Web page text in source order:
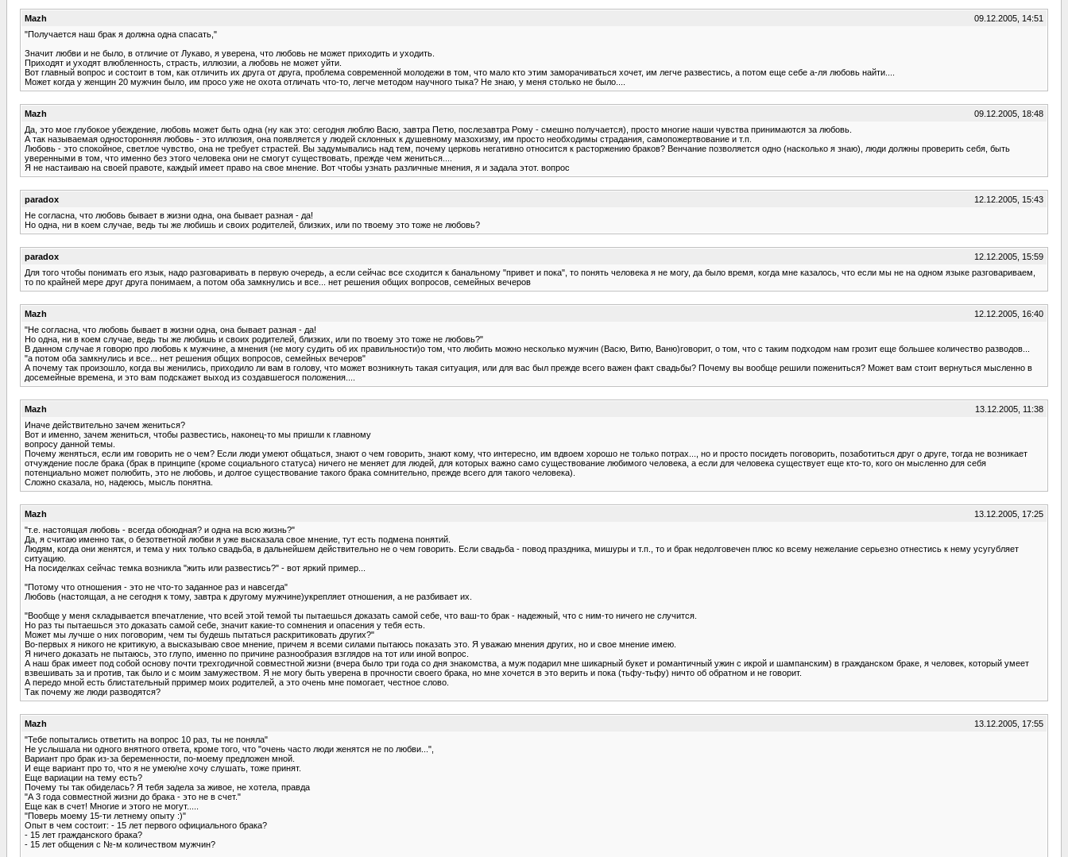
Mazh
09.12.2005, 14:51
"Получается наш брак я должна одна спасать,"
Значит любви и не было, в отличие от Лукаво, я уверена, что любовь не может приходить и уходить.
Приходят и уходят влюбленность, страсть, иллюзии, а любовь не может уйти.
Вот главный вопрос и состоит в том, как отличить их друга от друга, проблема современной молодежи в том, что мало кто этим заморачиваться хочет, им легче развестись, а потом еще себе а-ля любовь найти....
Может когда у женщин 20 мужчин было, им просо уже не охота отличать что-то, легче методом научного тыка? Не знаю, у меня столько не было....
Mazh
09.12.2005, 18:48
Да, это мое глубокое убеждение, любовь может быть одна (ну как это: сегодня люблю Васю, завтра Петю, послезавтра Рому - смешно получается), просто многие наши чувства принимаются за любовь.
А так называемая односторонняя любовь - это иллюзия, она появляется у людей склонных к душевному мазохизму, им просто необходимы страдания, самопожертвование и т.п.
Любовь - это спокойное, светлое чувство, она не требует страстей. Вы задумывались над тем, почему церковь негативно относится к расторжению браков? Венчание позволяется одно (насколько я знаю), люди должны проверить себя, быть
уверенными в том, что именно без этого человека они не смогут существовать, прежде чем жениться....
Я не настаиваю на своей правоте, каждый имеет право на свое мнение. Вот чтобы узнать различные мнения, я и задала этот. вопрос
paradox
12.12.2005, 15:43
Не согласна, что любовь бывает в жизни одна, она бывает разная - да!
Но одна, ни в коем случае, ведь ты же любишь и своих родителей, близких, или по твоему это тоже не любовь?
paradox
12.12.2005, 15:59
Для того чтобы понимать его язык, надо разговаривать в первую очередь, а если сейчас все сходится к банальному "привет и пока", то понять человека я не могу, да было время, когда мне казалось, что если мы не на одном языке разговариваем,
то по крайней мере друг друга понимаем, а потом оба замкнулись и все... нет решения общих вопросов, семейных вечеров
Mazh
12.12.2005, 16:40
"Не согласна, что любовь бывает в жизни одна, она бывает разная - да!
Но одна, ни в коем случае, ведь ты же любишь и своих родителей, близких, или по твоему это тоже не любовь?"
В данном случае я говорю про любовь к мужчине, а мнения (не могу судить об их правильности)о том, что любить можно несколько мужчин (Васю, Витю, Ваню)говорит, о том, что с таким подходом нам грозит еще большее количество разводов...
"а потом оба замкнулись и все... нет решения общих вопросов, семейных вечеров"
А почему так произошло, когда вы женились, приходило ли вам в голову, что может возникнуть такая ситуация, или для вас был прежде всего важен факт свадьбы? Почему вы вообще решили пожениться? Может вам стоит вернуться мысленно в
досемейные времена, и это вам подскажет выход из создавшегося положения....
Mazh
13.12.2005, 11:38
Иначе действительно зачем жениться?
Вот и именно, зачем жениться, чтобы развестись, наконец-то мы пришли к главному
вопросу данной темы.
Почему женяться, если им говорить не о чем? Если люди умеют общаться, знают о чем говорить, знают кому, что интересно, им вдвоем хорошо не только потрах..., но и просто посидеть поговорить, позаботиться друг о друге, тогда не возникает
отчуждение после брака (брак в принципе (кроме социального статуса) ничего не меняет для людей, для которых важно само существование любимого человека, а если для человека существует еще кто-то, кого он мысленно для себя
потенциально может полюбить, это не любовь, и долгое существование такого брака сомнительно, прежде всего для такого человека).
Сложно сказала, но, надеюсь, мысль понятна.
Mazh
13.12.2005, 17:25
"т.е. настоящая любовь - всегда обоюдная? и одна на всю жизнь?"
Да, я считаю именно так, о безответной любви я уже высказала свое мнение, тут есть подмена понятий.
Людям, когда они женятся, и тема у них только свадьба, в дальнейшем действительно не о чем говорить. Если свадьба - повод праздника, мишуры и т.п., то и брак недолговечен плюс ко всему нежелание серьезно отнестись к нему усугубляет
ситуацию.
На посиделках сейчас темка возникла "жить или развестись?" - вот яркий пример...
"Потому что отношения - это не что-то заданное раз и навсегда"
Любовь (настоящая, а не сегодня к тому, завтра к другому мужчине)укрепляет отношения, а не разбивает их.
"Вообще у меня складывается впечатление, что всей этой темой ты пытаешься доказать самой себе, что ваш-то брак - надежный, что с ним-то ничего не случится.
Но раз ты пытаешься это доказать самой себе, значит какие-то сомнения и опасения у тебя есть.
Может мы лучше о них поговорим, чем ты будешь пытаться раскритиковать других?"
Во-первых я никого не критикую, а высказываю свое мнение, причем я всеми силами пытаюсь показать это. Я уважаю мнения других, но и свое мнение имею.
Я ничего доказать не пытаюсь, это глупо, именно по причине разнообразия взглядов на тот или иной вопрос.
А наш брак имеет под собой основу почти трехгодичной совместной жизни (вчера было три года со дня знакомства, а муж подарил мне шикарный букет и романтичный ужин с икрой и шампанским) в гражданском браке, я человек, который умеет
взвешивать за и против, так было и с моим замужеством. Я не могу быть уверена в прочности своего брака, но мне хочется в это верить и пока (тьфу-тьфу) ничто об обратном и не говорит.
А передо мной есть блистательный прример моих родителей, а это очень мне помогает, честное слово.
Так почему же люди разводятся?
Mazh
13.12.2005, 17:55
"Тебе попытались ответить на вопрос 10 раз, ты не поняла"
Не услышала ни одного внятного ответа, кроме того, что "очень часто люди женятся не по любви...",
Вариант про брак из-за беременности, по-моему предложен мной.
И еще вариант про то, что я не умею/не хочу слушать, тоже принят.
Еще вариации на тему есть?
Почему ты так обиделась? Я тебя задела за живое, не хотела, правда
"А 3 года совместной жизни до брака - это не в счет."
Еще как в счет! Многие и этого не могут.....
"Поверь моему 15-ти летнему опыту :)"
Опыт в чем состоит: - 15 лет первого официального брака?
- 15 лет гражданского брака?
- 15 лет общения с №-м количеством мужчин?